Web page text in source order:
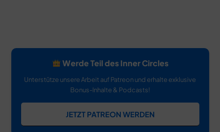
Werde Teil des Inner Circles
Unterstütze unsere Arbeit auf Patreon und erhalte exklusive
Bonus-Inhalte & Podcasts!
JETZT PATREON WERDEN